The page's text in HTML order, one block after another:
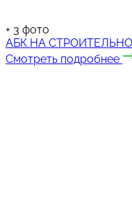
+ 3 фото
АБК НА
Смотреть подробнее